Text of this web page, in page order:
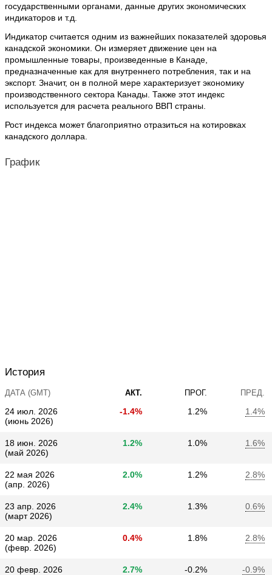
государственными органами, данные других экономических
индикаторов и т.д.
Индикатор считается одним из важнейших показателей здоровья
канадской экономики. Он измеряет движение цен на
промышленные товары, произведенные в Канаде,
предназначенные как для внутреннего потребления, так и на
экспорт. Значит, он в полной мере характеризует экономику
производственного сектора Канады. Также этот индекс
используется для расчета реального ВВП страны.
Рост индекса может благоприятно отразиться на котировках
канадского доллара.
График
История
ДАТА (GMT) АКТ. ПРОГ. ПРЕД.
24 июл. 2026
(июнь 2026)
-1.4% 1.2% 1.4%
18 июн. 2026
(май 2026)
1.2% 1.0% 1.6%
22 мая 2026
(апр. 2026)
2.0% 1.2% 2.8%
23 апр. 2026
(март 2026)
2.4% 1.3% 0.6%
20 мар. 2026
(февр. 2026)
0.4% 1.8% 2.8%
20 февр. 2026
2.7% -0.2% -0.9%